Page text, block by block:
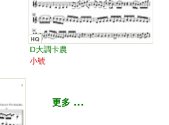
D大調卡農
小號
更多 ...